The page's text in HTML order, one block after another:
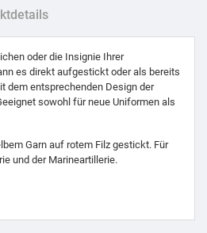
oder die Insignie Ihrer
es direkt aufgestickt oder als bereits
dem entsprechenden Design der
sowohl für neue Uniformen als
Garn auf rotem Filz gestickt. Für
und der Marineartillerie.